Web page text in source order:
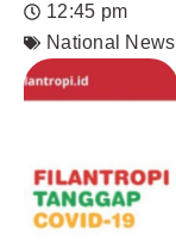
12:45 pm
National News